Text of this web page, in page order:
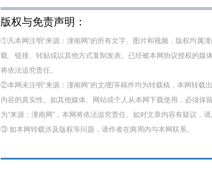
版权与免责声明：
①凡本网注明“来源：潼南网”的所有文字、图片和视频，版权均属
载、链接、转贴或以其他方式复制发表。已经被本网协议授权的媒
将依法追究责任。
②本网未注明“来源：潼南网”的文/图等稿件均为转载稿，本网转载
内容的真实性。如其他媒体、网站或个人从本网下载使用，必须保
为“来源：潼南网”，本网将依法追究责任。如对文章内容有疑议，请
③ 如本网转载涉及版权等问题，请作者在两周内与本网联系。